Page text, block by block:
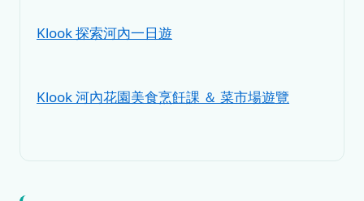
Klook 探索河內一日遊
Klook 河內花園美食烹飪課 ＆ 菜市場遊覽